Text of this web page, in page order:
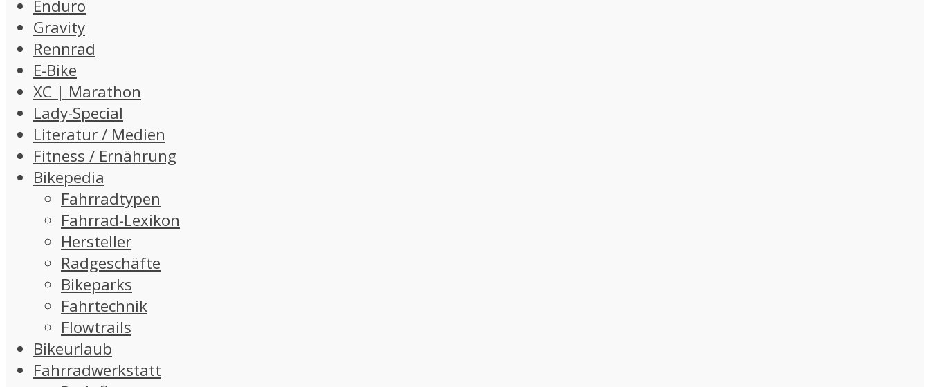
Enduro
Gravity
Rennrad
E-Bike
XC | Marathon
Lady-Special
Literatur / Medien
Fitness / Ernährung
Bikepedia
Fahrradtypen
Fahrrad-Lexikon
Hersteller
Radgeschäfte
Bikeparks
Fahrtechnik
Flowtrails
Bikeurlaub
Fahrradwerkstatt